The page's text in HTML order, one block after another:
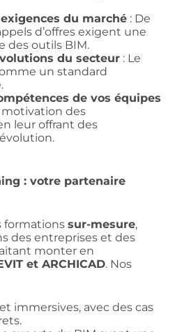
du marché : De
d’offres exigent une
des outils BIM.
du secteur : Le
un standard
de vos équipes
motivation des
leur offrant des
: votre partenaire
formations sur-mesure,
des entreprises et des
monter en
et ARCHICAD. Nos
immersives, avec des cas